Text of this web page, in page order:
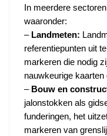
In meerdere
waaronder:
– Landmeten:
referentiepunten uit
markeren die nodig
nauwkeurige kaarten
– Bouw en
jalonstokken als
funderingen, het
markeren van